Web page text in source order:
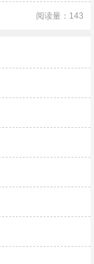
阅读量：143